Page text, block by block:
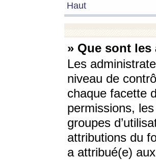
Haut
» Que sont
Les
niveau de
chaque facette
permissions,
groupes
attributions du
a attribué(e)